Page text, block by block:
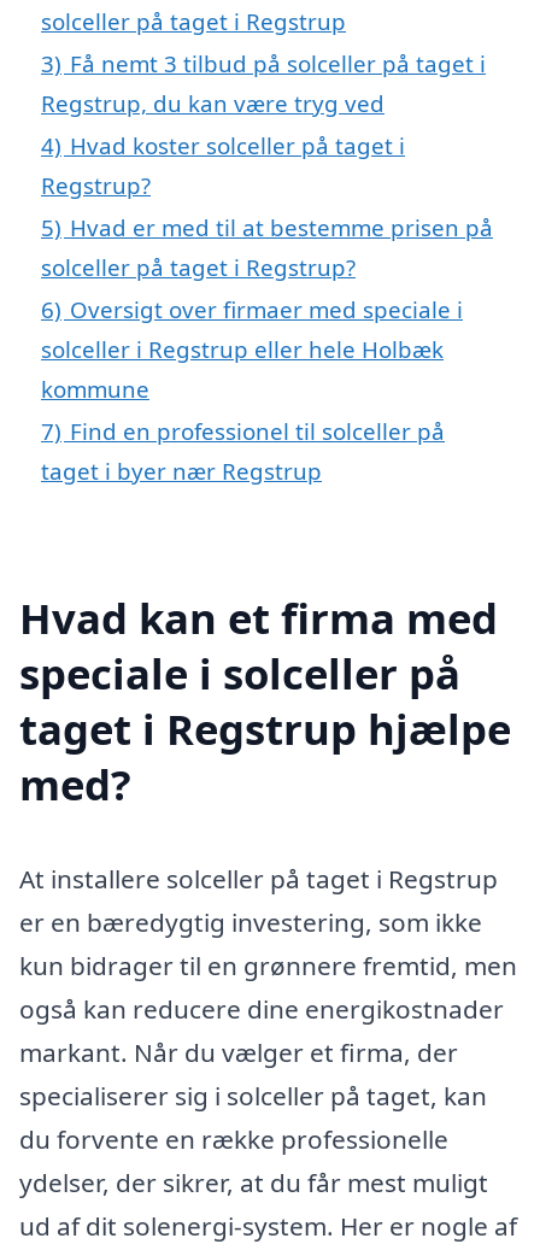
solceller på taget i Regstrup
3) Få nemt 3 tilbud på solceller på taget i
Regstrup, du kan være tryg ved
4) Hvad koster solceller på taget i
Regstrup?
5) Hvad er med til at bestemme prisen på
solceller på taget i Regstrup?
6) Oversigt over firmaer med speciale i
solceller i Regstrup eller hele Holbæk
kommune
7) Find en professionel til solceller på
taget i byer nær Regstrup
Hvad kan et firma med
speciale i solceller på
taget i Regstrup hjælpe
med?
At installere solceller på taget i Regstrup
er en bæredygtig investering, som ikke
kun bidrager til en grønnere fremtid, men
også kan reducere dine energikostnader
markant. Når du vælger et firma, der
specialiserer sig i solceller på taget, kan
du forvente en række professionelle
ydelser, der sikrer, at du får mest muligt
ud af dit solenergi-system. Her er nogle af